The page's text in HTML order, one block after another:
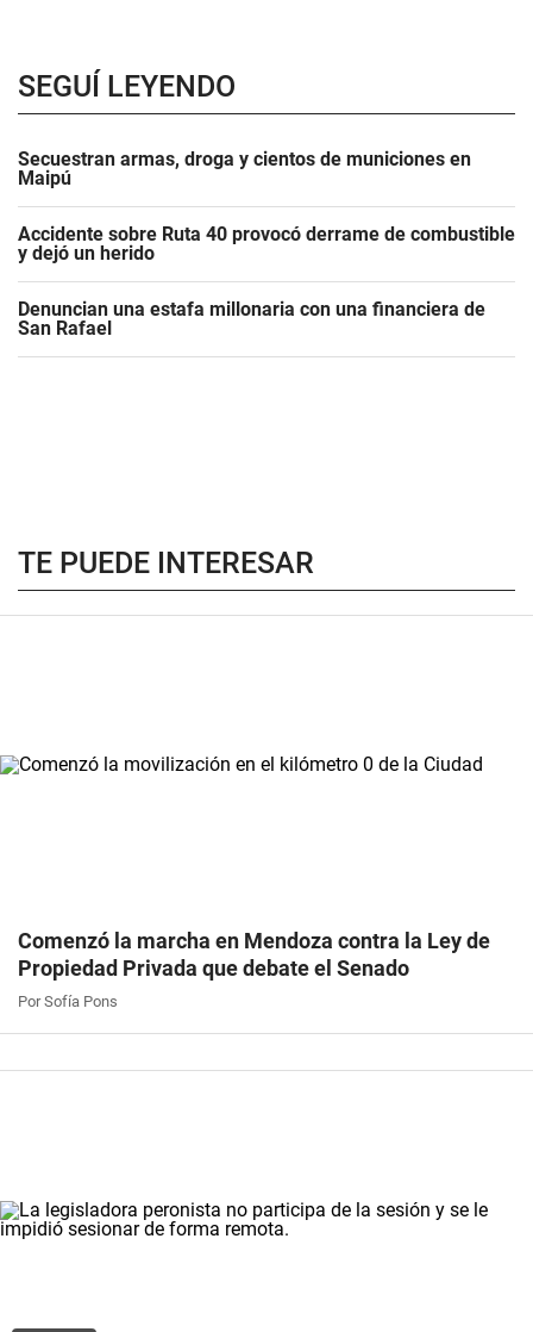
SEGUÍ LEYENDO
Secuestran armas, droga y cientos de municiones en
Maipú
Accidente sobre Ruta 40 provocó derrame de combustible
y dejó un herido
Denuncian una estafa millonaria con una financiera de
San Rafael
TE PUEDE INTERESAR
Comenzó la marcha en Mendoza contra la Ley de
Propiedad Privada que debate el Senado
Por Sofía Pons